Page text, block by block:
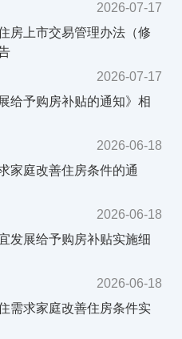
2026-07-17
房上市交易管理办法（修
2026-07-17
给予购房补贴的通知》相
2026-06-18
家庭改善住房条件的通
2026-06-18
发展给予购房补贴实施细
2026-06-18
需求家庭改善住房条件实